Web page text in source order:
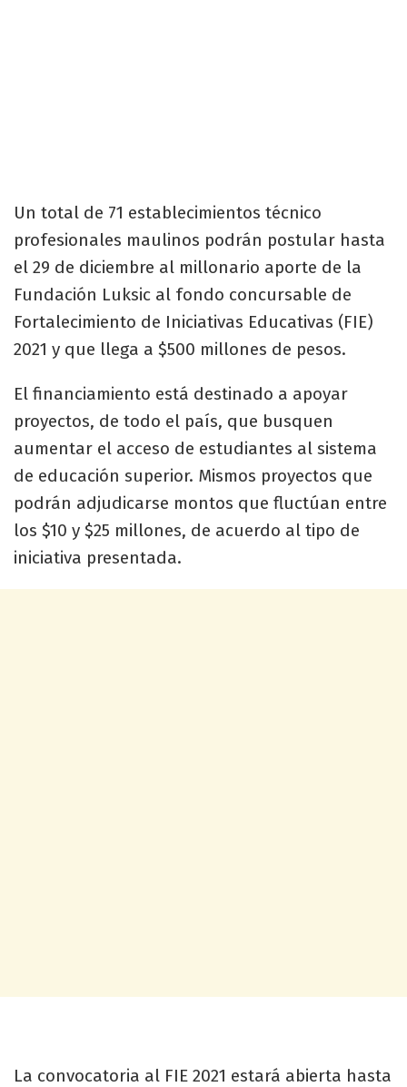
Un total de 71 establecimientos técnico
profesionales maulinos podrán postular hasta
el 29 de diciembre al millonario aporte de la
Fundación Luksic al fondo concursable de
Fortalecimiento de Iniciativas Educativas (FIE)
2021 y que llega a $500 millones de pesos.
El financiamiento está destinado a apoyar
proyectos, de todo el país, que busquen
aumentar el acceso de estudiantes al sistema
de educación superior. Mismos proyectos que
podrán adjudicarse montos que fluctúan entre
los $10 y $25 millones, de acuerdo al tipo de
iniciativa presentada.
La convocatoria al FIE 2021 estará abierta hasta